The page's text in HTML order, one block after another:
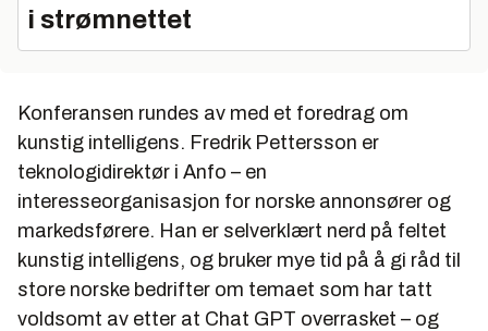
i strømnettet
Konferansen rundes av med et foredrag om
kunstig intelligens. Fredrik Pettersson er
teknologidirektør i Anfo – en
interesseorganisasjon for norske annonsører og
markedsførere. Han er selverklært nerd på feltet
kunstig intelligens, og bruker mye tid på å gi råd til
store norske bedrifter om temaet som har tatt
voldsomt av etter at Chat GPT overrasket – og